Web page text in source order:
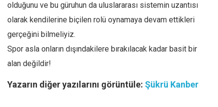
olduğunu ve bu güruhun da uluslararası sistemin uzantısı
olarak kendilerine biçilen rolü oynamaya devam ettikleri
gerçeğini bilmeliyiz.
Spor asla onların dışındakilere bırakılacak kadar basit bir
alan değildir!
Yazarın diğer yazılarını görüntüle: Şükrü Kanber